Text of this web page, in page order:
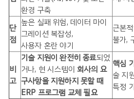
환경 구축
단
점
높은 실패 위험, 데이터 마이
그레이션 복잡성,
사용자 혼란 야기
근본
불가,
비
고
기술 지원이 완전히 종료되었
거나, 현 시스템이회사의 요
구사항을 지원하지 못할 때
ERP 프로그램 교체 필요
핵심
술 지
특정